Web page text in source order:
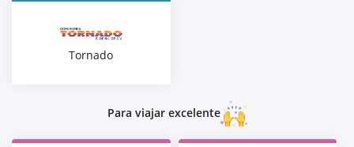
Tornado
Para viajar excelente